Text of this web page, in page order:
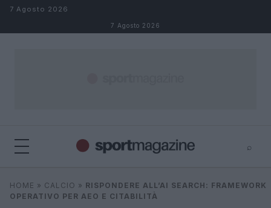
Salta al contenuto
7 Agosto 2026
7 Agosto 2026
⌕
Cerca
⌕ ×
HOME » CALCIO » RISPONDERE ALL’AI SEARCH: FRAMEWORK
OPERATIVO PER AEO E CITABILITÀ